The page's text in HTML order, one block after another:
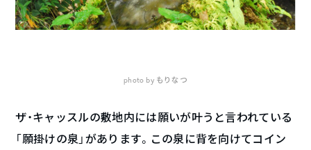
photo by もりなつ
ザ・キャッスルの敷地内には願いが叶うと言われている
「願掛けの泉」があります。この泉に背を向けてコイン